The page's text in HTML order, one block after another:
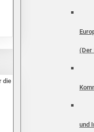
die
(Der
und